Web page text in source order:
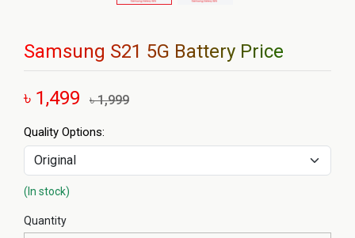
Samsung S21 5G Battery Price
৳ 1,499 ৳ 1,999
Quality Options:
(In stock)
Quantity